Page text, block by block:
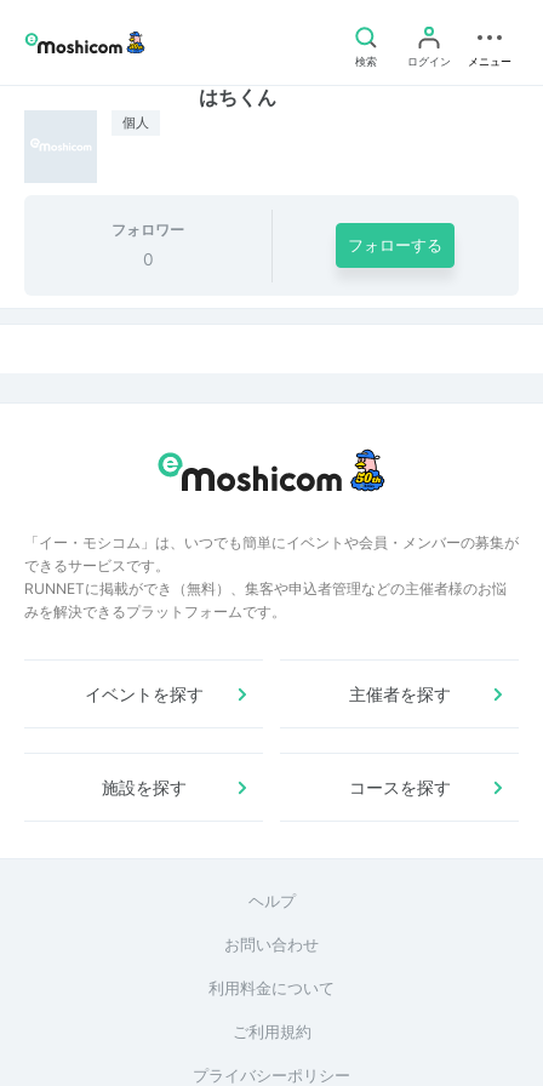
検索 ログイン メニュー
個人
はちくん
フォロワー
0
フォローする
「イー・モシコム」は、いつでも簡単にイベントや会員・メンバーの募集が
できるサービスです。
RUNNETに掲載ができ（無料）、集客や申込者管理などの主催者様のお悩
みを解決できるプラットフォームです。
イベントを探す 主催者を探す
施設を探す コースを探す
ヘルプ
お問い合わせ
利用料金について
ご利用規約
プライバシーポリシー